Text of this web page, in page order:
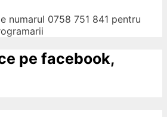
numarul 0758 751 841 pentru
pe facebook,